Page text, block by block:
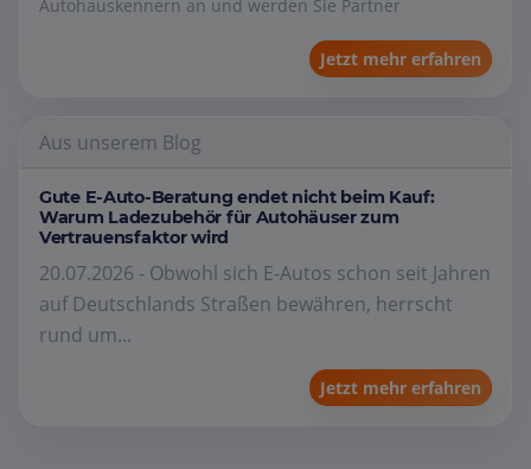
Autohauskennern an und werden Sie Partner
Jetzt mehr erfahren
Aus unserem Blog
Gute E-Auto-Beratung endet nicht beim Kauf:
Warum Ladezubehör für Autohäuser zum
Vertrauensfaktor wird
20.07.2026 - Obwohl sich E-Autos schon seit Jahren
auf Deutschlands Straßen bewähren, herrscht
rund um...
Jetzt mehr erfahren